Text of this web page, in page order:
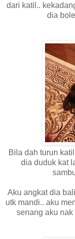
dari katil..
dia
Bila dah turun
dia duduk kat
Aku angkat dia
utk mandi.. aku
senang aku